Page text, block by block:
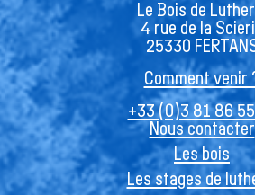
Le Bois de
4 rue de la
25330
Comment venir
+33 (0)3 81 86
Nous contacter
Les bois
Les stages de